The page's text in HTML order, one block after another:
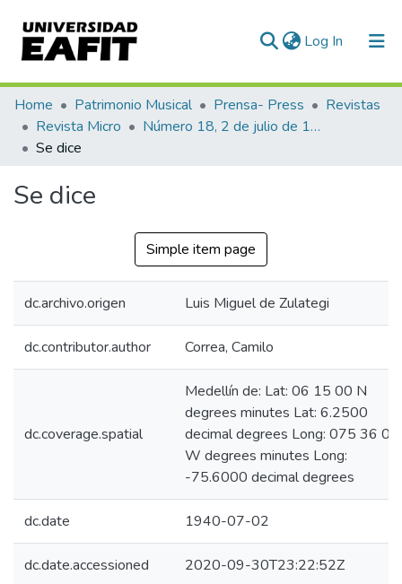
Log In (current)
Communities & Collections
All of DSpace
Home Patrimonio Musical Prensa- Press
Revistas
Revista Micro
Número 18, 2 de julio de 1940
Se dice
Se dice
Simple item page
dc.archivo.origen Luis Miguel de Zulategi
dc.contributor.author Correa, Camilo
dc.coverage.spatial
Medellín de: Lat: 06 15 00 N
degrees minutes Lat: 6.2500
decimal degrees Long: 075 36 00
W degrees minutes Long:
-75.6000 decimal degrees
dc.date 1940-07-02
dc.date.accessioned 2020-09-30T23:22:52Z